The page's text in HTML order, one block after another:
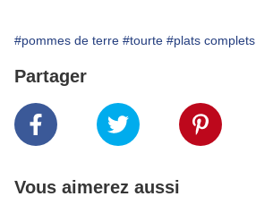
#pommes de terre #tourte #plats complets
Partager
Vous aimerez aussi